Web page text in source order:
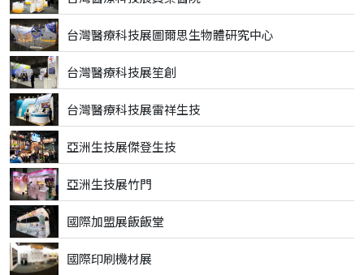
台灣醫療科技展圖爾思生物體研究中心
台灣醫療科技展笙創
台灣醫療科技展雷祥生技
亞洲生技展傑登生技
亞洲生技展竹門
國際加盟展飯飯堂
國際印刷機材展